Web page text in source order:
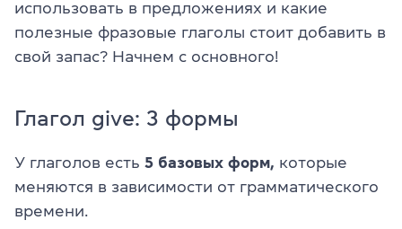
использовать в предложениях и какие
полезные фразовые глаголы стоит добавить в
свой запас? Начнем с основного!
Глагол give: 3 формы
У глаголов есть 5 базовых форм, которые
меняются в зависимости от грамматического
времени.